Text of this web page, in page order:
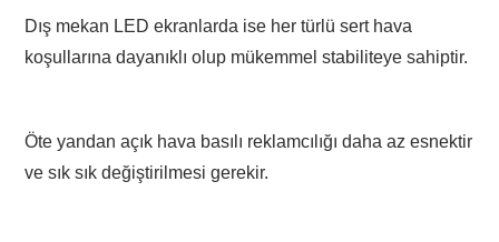
Dış mekan LED ekranlarda ise her türlü sert hava
koşullarına dayanıklı olup mükemmel stabiliteye sahiptir.
Öte yandan açık hava basılı reklamcılığı daha az esnektir
ve sık sık değiştirilmesi gerekir.